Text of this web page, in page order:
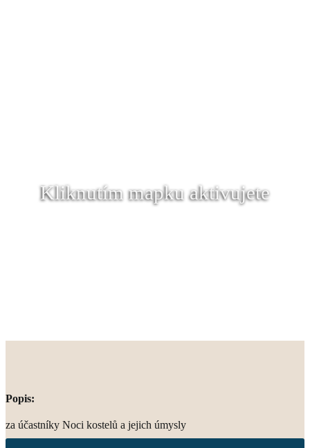
Kliknutím mapku aktivujete
Popis:
za účastníky Noci kostelů a jejich úmysly